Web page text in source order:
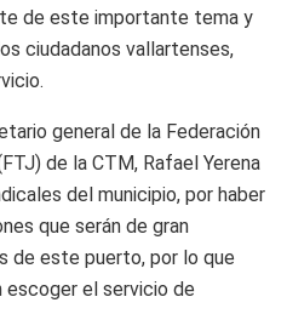
de este importante tema y
ciudadanos vallartenses,
general de la Federación
de la CTM, Rafael Yerena
del municipio, por haber
que serán de gran
de este puerto, por lo que
escoger el servicio de